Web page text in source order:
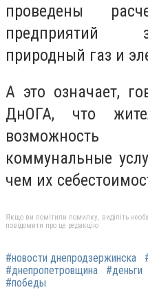
проведены
предприятий
природный газ и
А это означает,
ДнОГА, что
коммунальные
чем их
Якщо ви помітили помилку, виділіть
повідомити про це редакцію
#новости днепродзержинска
#днепропетровщина
#деньги
#победы